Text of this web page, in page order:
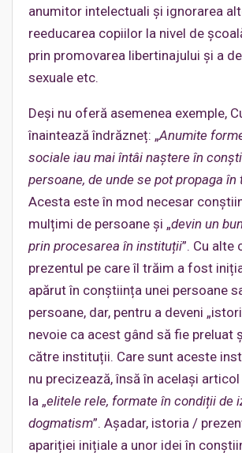
anumitor intelectuali și ignorarea
reeducarea copiilor la nivel de
prin promovarea libertinajului și a
sexuale etc.
Deși nu oferă asemenea exemple,
înaintează îndrăzneț: „Anumite
sociale iau mai întâi naștere în
persoane, de unde se pot propaga în
Acesta este în mod necesar
mulțimi de persoane și „devin un
prin procesarea în instituții”. Cu alte
prezentul pe care îl trăim a fost
apărut în conștiința unei persoane
persoane, dar, pentru a deveni
nevoie ca acest gând să fie preluat
către instituții. Care sunt aceste
nu precizează, însă în același
la „elitele rele, formate în condiții de
dogmatism”. Așadar, istoria /
apariției inițiale a unor idei în